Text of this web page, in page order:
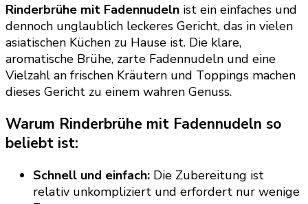
Rinderbrühe mit Fadennudeln ist ein einfaches und
dennoch unglaublich leckeres Gericht, das in vielen
asiatischen Küchen zu Hause ist. Die klare,
aromatische Brühe, zarte Fadennudeln und eine
Vielzahl an frischen Kräutern und Toppings machen
dieses Gericht zu einem wahren Genuss.
Warum Rinderbrühe mit Fadennudeln so
beliebt ist:
Schnell und einfach: Die Zubereitung ist
relativ unkompliziert und erfordert nur wenige